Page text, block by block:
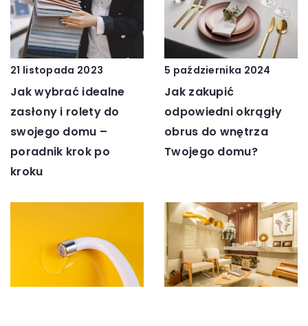
21 listopada 2023
Jak wybrać idealne
zasłony i rolety do
swojego domu –
poradnik krok po
kroku
5 października 2024
Jak zakupić
odpowiedni okrągły
obrus do wnętrza
Twojego domu?